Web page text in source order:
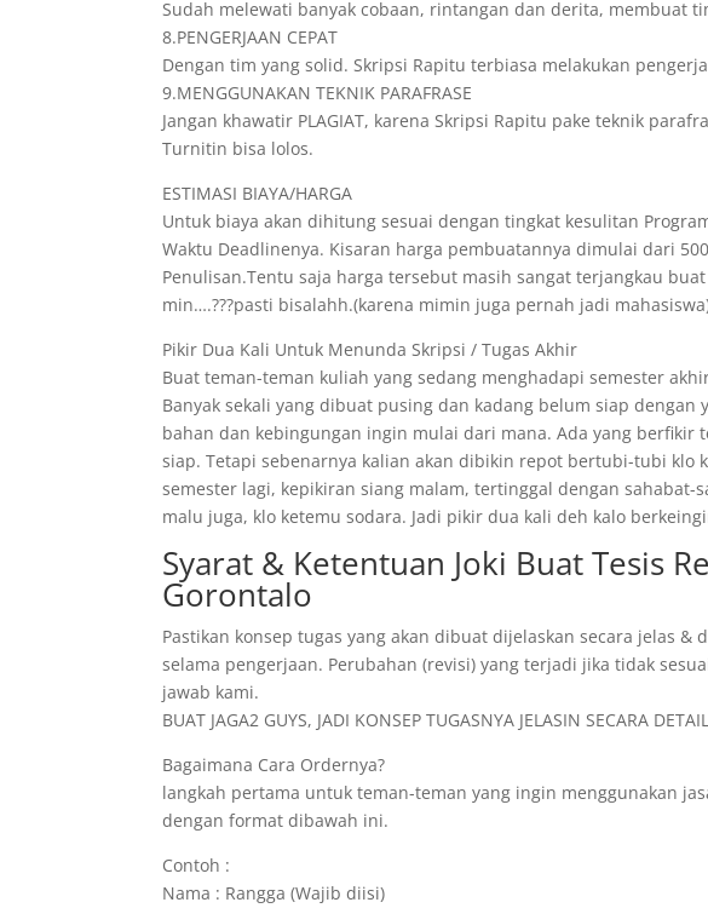
Sudah melewati banyak cobaan, rintangan dan derita, membuat
8.PENGERJAAN CEPAT
Dengan tim yang solid. Skripsi Rapitu terbiasa melakukan
9.MENGGUNAKAN TEKNIK PARAFRASE
Jangan khawatir PLAGIAT, karena Skripsi Rapitu pake teknik
Turnitin bisa lolos.
ESTIMASI BIAYA/HARGA
Untuk biaya akan dihitung sesuai dengan tingkat kesulitan
Waktu Deadlinenya. Kisaran harga pembuatannya dimulai dari
Penulisan.Tentu saja harga tersebut masih sangat terjangkau
min….???pasti bisalahh.(karena mimin juga pernah jadi
Pikir Dua Kali Untuk Menunda Skripsi / Tugas Akhir
Buat teman-teman kuliah yang sedang menghadapi semester
Banyak sekali yang dibuat pusing dan kadang belum siap dengan
bahan dan kebingungan ingin mulai dari mana. Ada yang
siap. Tetapi sebenarnya kalian akan dibikin repot bertubi-tubi klo
semester lagi, kepikiran siang malam, tertinggal dengan
malu juga, klo ketemu sodara. Jadi pikir dua kali deh kalo
Syarat & Ketentuan Joki Buat Tesis
Gorontalo
Pastikan konsep tugas yang akan dibuat dijelaskan secara jelas
selama pengerjaan. Perubahan (revisi) yang terjadi jika tidak
jawab kami.
BUAT JAGA2 GUYS, JADI KONSEP TUGASNYA JELASIN SECARA
Bagaimana Cara Ordernya?
langkah pertama untuk teman-teman yang ingin menggunakan
dengan format dibawah ini.
Contoh :
Nama : Rangga (Wajib diisi)